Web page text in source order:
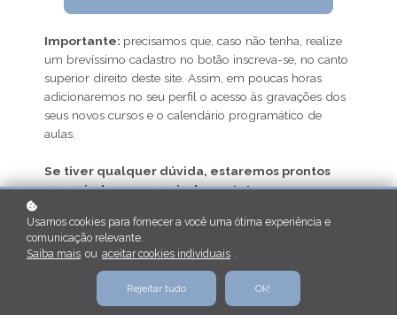
Importante: precisamos que, caso não tenha, realize
um brevíssimo cadastro no botão inscreva-se, no canto
superior direito deste site. Assim, em poucas horas
adicionaremos no seu perfil o acesso às gravações dos
seus novos cursos e o calendário programático de
aulas.
Se tiver qualquer dúvida, estaremos prontos
para ajudar nos canais de contato:
curso.f508@gmail.com ou +351 912824998 (whatsapp).
Falamos em breve!
Usamos cookies para fornecer a você uma ótima experiência e
comunicação relevante.
Saiba mais ou aceitar cookies individuais .
Rejeitar tudo Ok!